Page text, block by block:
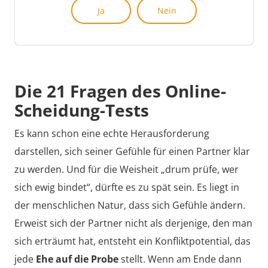
Sie den Mut für den ersten Schritt in ein
Kostenvoranschlagfür Ihre Scheidung ausfüllen,
erst einmal einScheidungs-Infopaket
oder direkt einen
abschicken.
Kontakt aufzunehmen, das
unverbindlich anzufordern.
lebendig zu halten finden Sie aufEhe.de
Ja Nein
Ja Nein
Ja Nein
Ja Nein
Ja Nein
Ja Nein
Ja Nein
Ja Nein
Ja Nein
Ja Nein
Ja Nein
Ja Nein
Ja Nein
Ja Nein
Ja Nein
Ja Nein
Ja Nein
Ja Nein
Ja Nein
Ja Nein
Ja Nein
Die 21 Fragen des Online-
Scheidung-Tests
Es kann schon eine echte Herausforderung
darstellen, sich seiner Gefühle für einen Partner klar
zu werden. Und für die Weisheit „drum prüfe, wer
sich ewig bindet“, dürfte es zu spät sein. Es liegt in
der menschlichen Natur, dass sich Gefühle ändern.
Erweist sich der Partner nicht als derjenige, den man
sich erträumt hat, entsteht ein Konfliktpotential, das
jede Ehe auf die Probestellt. Wenn am Ende dann